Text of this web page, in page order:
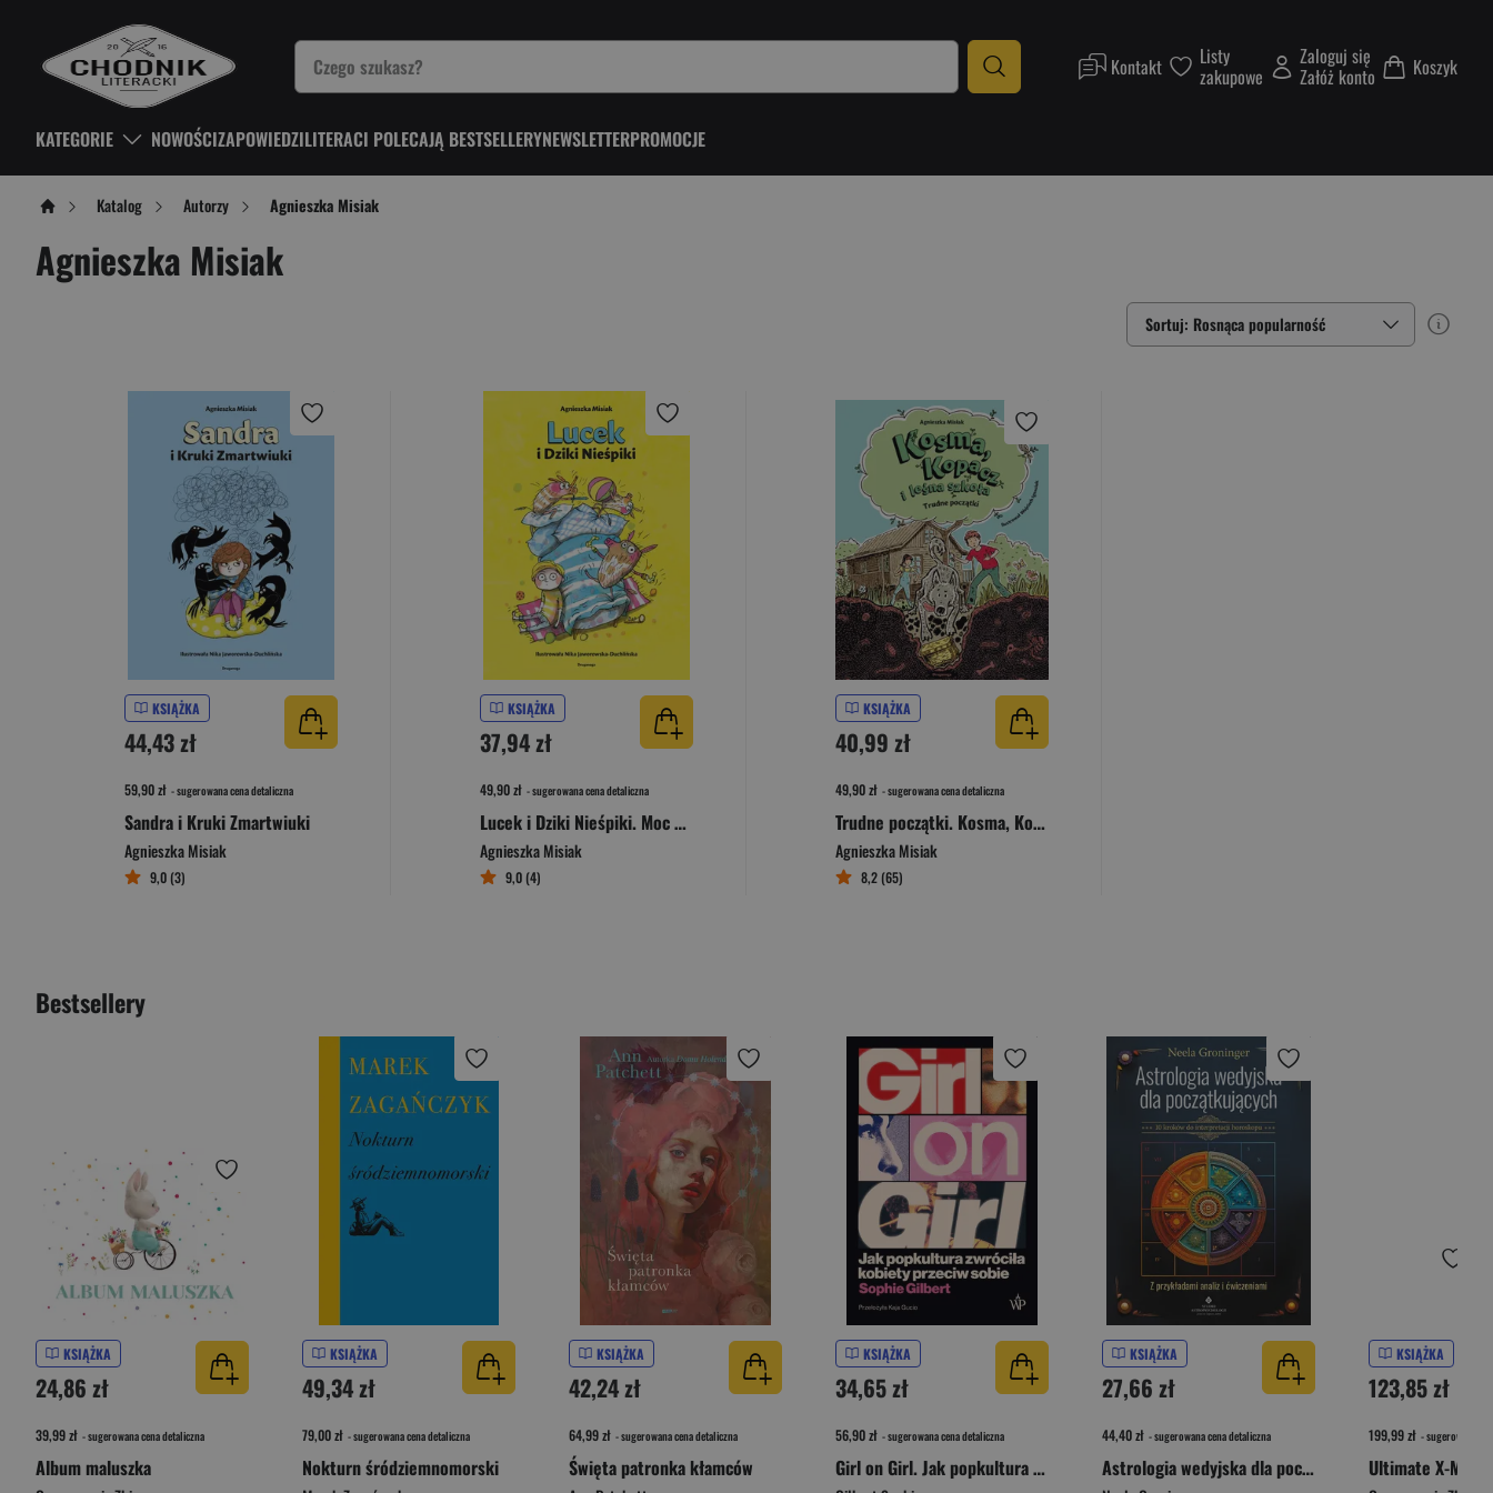
Kontakt Listy
zakupowe
Zaloguj się
Załóż konto Koszyk
KATEGORIE NOWOŚCIZAPOWIEDZILITERACI POLECAJĄ BESTSELLERYNEWSLETTERPROMOCJE
Katalog Autorzy Agnieszka Misiak
Agnieszka Misiak
Sortuj: Rosnąca popularność
KSIĄŻKA
44,43 zł
59,90 zł - sugerowana cena detaliczna
Sandra i Kruki Zmartwiuki
Agnieszka Misiak
9,0 (3)
KSIĄŻKA
37,94 zł
49,90 zł - sugerowana cena detaliczna
Lucek i Dziki Nieśpiki. Moc emocji
Agnieszka Misiak
9,0 (4)
KSIĄŻKA
40,99 zł
49,90 zł - sugerowana cena detaliczna
Trudne początki. Kosma, Kopacz i leśna szkoła
Agnieszka Misiak
8,2 (65)
Bestsellery
KSIĄŻKA
24,86 zł
39,99 zł - sugerowana cena detaliczna
Album maluszka
KSIĄŻKA
49,34 zł
79,00 zł - sugerowana cena detaliczna
Nokturn śródziemnomorski
KSIĄŻKA
42,24 zł
64,99 zł - sugerowana cena detaliczna
Święta patronka kłamców
KSIĄŻKA
34,65 zł
56,90 zł - sugerowana cena detaliczna
Girl on Girl. Jak popkultura zwróciła kobiety przeciw sobie
KSIĄŻKA
27,66 zł
44,40 zł - sugerowana cena detaliczna
Astrologia wedyjska dla początkujących. 10 kroków do interpretacji horoskopu
KSIĄŻKA
123,85 zł
199,99 zł - sugerowana
Ultimate X-Men.